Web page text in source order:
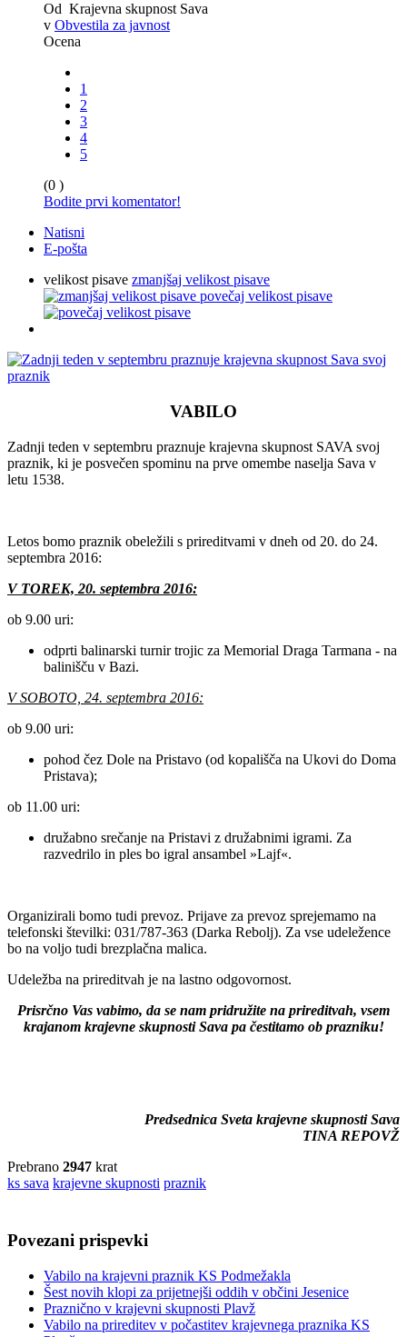
Od Krajevna skupnost Sava
v Obvestila za javnost
Ocena
1
2
3
4
5
(0 )
Bodite prvi komentator!
Natisni
E-pošta
velikost pisave zmanjšaj velikost pisave
povečaj velikost pisave
VABILO
Zadnji teden v septembru praznuje krajevna skupnost SAVA svoj
praznik, ki je posvečen spominu na prve omembe naselja Sava v
letu 1538.
Letos bomo praznik obeležili s prireditvami v dneh od 20. do 24.
septembra 2016:
V TOREK, 20. septembra 2016:
ob 9.00 uri:
odprti balinarski turnir trojic za Memorial Draga Tarmana - na
balinišču v Bazi.
V SOBOTO, 24. septembra 2016:
ob 9.00 uri:
pohod čez Dole na Pristavo (od kopališča na Ukovi do Doma
Pristava);
ob 11.00 uri:
družabno srečanje na Pristavi z družabnimi igrami. Za
razvedrilo in ples bo igral ansambel »Lajf«.
Organizirali bomo tudi prevoz. Prijave za prevoz sprejemamo na
telefonski številki: 031/787-363 (Darka Rebolj). Za vse udeležence
bo na voljo tudi brezplačna malica.
Udeležba na prireditvah je na lastno odgovornost.
Prisrčno Vas vabimo, da se nam pridružite na prireditvah, vsem
krajanom krajevne skupnosti Sava pa čestitamo ob prazniku!
Predsednica Sveta krajevne skupnosti Sava
TINA REPOVŽ
Prebrano 2947 krat
ks sava krajevne skupnosti praznik
Povezani prispevki
Vabilo na krajevni praznik KS Podmežakla
Šest novih klopi za prijetnejši oddih v občini Jesenice
Praznično v krajevni skupnosti Plavž
Vabilo na prireditev v počastitev krajevnega praznika KS